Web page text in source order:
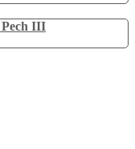
III